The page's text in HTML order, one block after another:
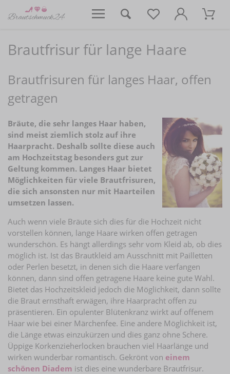
Brautfrisur für lange Haare
Brautfrisuren für langes Haar, offen
getragen
Bräute, die sehr langes Haar haben,
sind meist ziemlich stolz auf ihre
Haarpracht. Deshalb sollte diese auch
am Hochzeitstag besonders gut zur
Geltung kommen. Langes Haar bietet
Möglichkeiten für viele Brautfrisuren,
die sich ansonsten nur mit Haarteilen
umsetzen lassen.
Auch wenn viele Bräute sich dies für die Hochzeit nicht
vorstellen können, lange Haare wirken offen getragen
wunderschön. Es hängt allerdings sehr vom Kleid ab, ob dies
möglich ist. Ist das Brautkleid am Ausschnitt mit Pailletten
oder Perlen besetzt, in denen sich die Haare verfangen
können, dann sind offen getragene Haare keine gute Wahl.
Bietet das Hochzeitskleid jedoch die Möglichkeit, dann sollte
die Braut ernsthaft erwägen, ihre Haarpracht offen zu
präsentieren. Ein opulenter Blütenkranz wirkt auf offenem
Haar wie bei einer Märchenfee. Eine andere Möglichkeit ist,
die Länge etwas einzukürzen und dies ganz ohne Schere.
Üppige Korkenzieherlocken brauchen viel Haarlänge und
wirken wunderbar romantisch. Gekrönt von einem
schönen Diadem ist dies eine wunderbare Brautfrisur.